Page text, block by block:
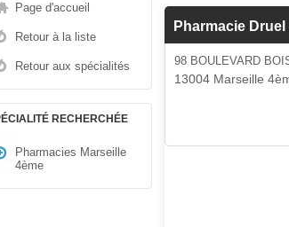
Page d'accueil
Retour à la liste
Retour aux spécialités
RECHERCHÉE
Pharmacies Marseille
4ème
Pharmacie Druel
98 BOULEVARD
13004 Marseille